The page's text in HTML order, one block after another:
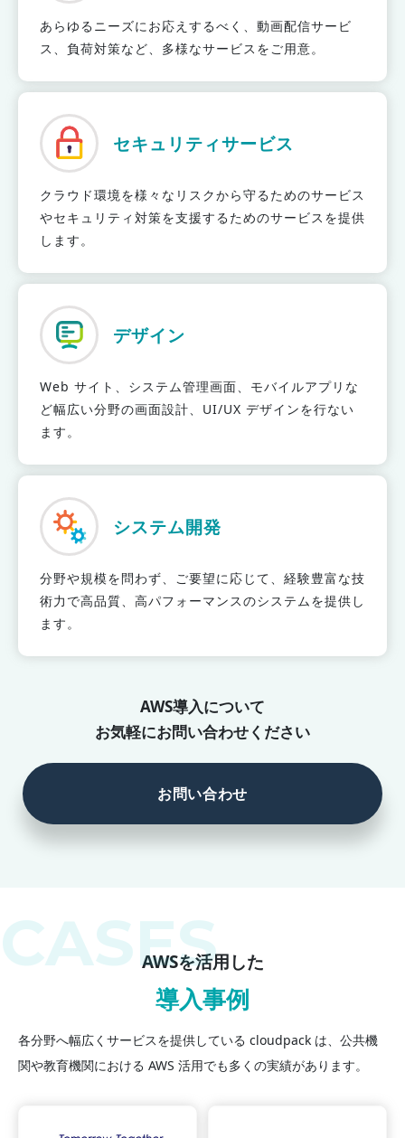
あらゆるニーズにお応えするべく、動画配信サービ
ス、負荷対策など、多様なサービスをご用意。
セキュリティサービス
クラウド環境を様々なリスクから守るためのサービス
やセキュリティ対策を支援するためのサービスを提供
します。
デザイン
Web サイト、システム管理画面、モバイルアプリな
ど幅広い分野の画面設計、UI/UX デザインを行ない
ます。
システム開発
分野や規模を問わず、ご要望に応じて、経験豊富な技
術力で高品質、高パフォーマンスのシステムを提供し
ます。
AWS導入について
お気軽にお問い合わせください
お問い合わせ
AWSを活用した
導入事例
各分野へ幅広くサービスを提供している cloudpack は、公共機
関や教育機関における AWS 活用でも多くの実績があります。